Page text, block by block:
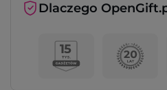
Dlaczego